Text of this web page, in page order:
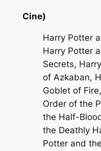
Cine)
Harry Potter
Harry Potter
Secrets,
of Azkaban,
Goblet of
Order of the
the Half-
the Deathly
Potter and